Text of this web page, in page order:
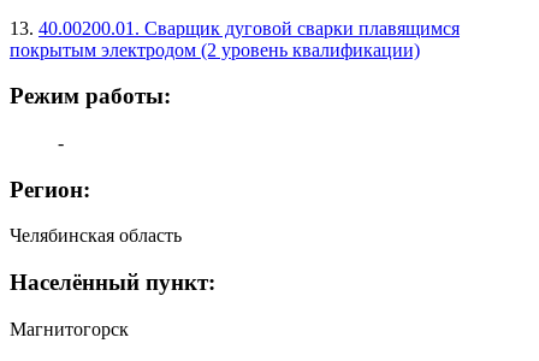
13. 40.00200.01. Сварщик дуговой сварки плавящимся
покрытым электродом (2 уровень квалификации)
Режим работы:
-
Регион:
Челябинская область
Населённый пункт:
Магнитогорск